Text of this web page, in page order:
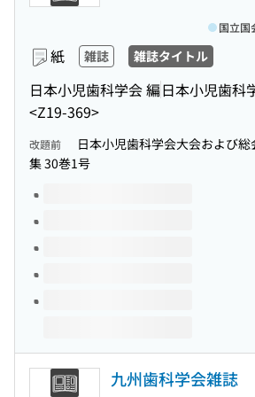
紙 雑誌 雑誌タイトル
日本小児歯科学会 編日本小児歯科
<Z19-369>
国立国
改題前 日本小児歯科学会大会および総
集 30巻1号
このタイトルの巻号
九州歯科学会雑誌